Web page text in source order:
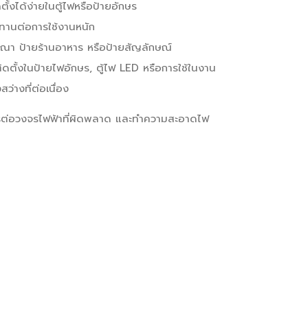
งได้ง่ายในตู้ไฟหรือป้ายอักษร
นต่อการใช้งานหนัก
ณา ป้ายร้านอาหาร หรือป้ายสัญลักษณ์
ตั้งในป้ายไฟอักษร, ตู้ไฟ LED หรือการใช้ในงาน
ว่างที่ต่อเนื่อง
วงจรไฟฟ้าที่ผิดพลาด และทำความสะอาดไฟ